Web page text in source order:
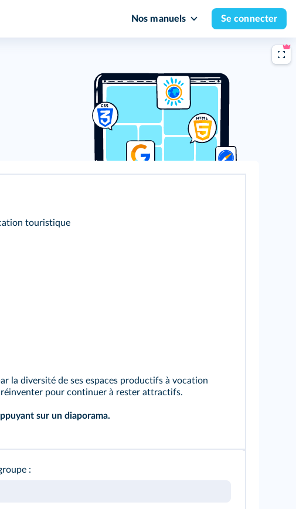
Nos manuels Se connecter
touristique
la diversité de ses espaces productifs à vocation
pour continuer à rester attractifs.
sur un diaporama.
: